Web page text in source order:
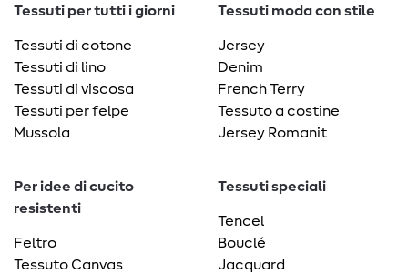
Tessuti per tutti i giorni
Tessuti di cotone
Tessuti di lino
Tessuti di viscosa
Tessuti per felpe
Mussola
Tessuti moda con stile
Jersey
Denim
French Terry
Tessuto a costine
Jersey Romanit
Per idee di cucito
resistenti
Feltro
Tessuto Canvas
Tessuti speciali
Tencel
Bouclé
Jacquard